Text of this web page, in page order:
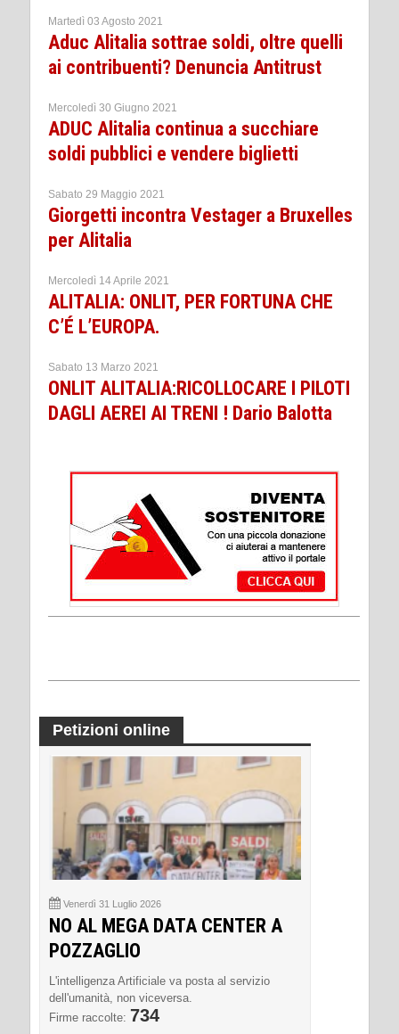
Martedì 03 Agosto 2021
Aduc Alitalia sottrae soldi, oltre quelli
ai contribuenti? Denuncia Antitrust
Mercoledì 30 Giugno 2021
ADUC Alitalia continua a succhiare
soldi pubblici e vendere biglietti
Sabato 29 Maggio 2021
Giorgetti incontra Vestager a Bruxelles
per Alitalia
Mercoledì 14 Aprile 2021
ALITALIA: ONLIT, PER FORTUNA CHE
C’É L’EUROPA.
Sabato 13 Marzo 2021
ONLIT ALITALIA:RICOLLOCARE I PILOTI
DAGLI AEREI AI TRENI ! Dario Balotta
Petizioni online
Venerdì 31 Luglio 2026
NO AL MEGA DATA CENTER A
POZZAGLIO
L'intelligenza Artificiale va posta al servizio
dell'umanità, non viceversa.
Firme raccolte: 734